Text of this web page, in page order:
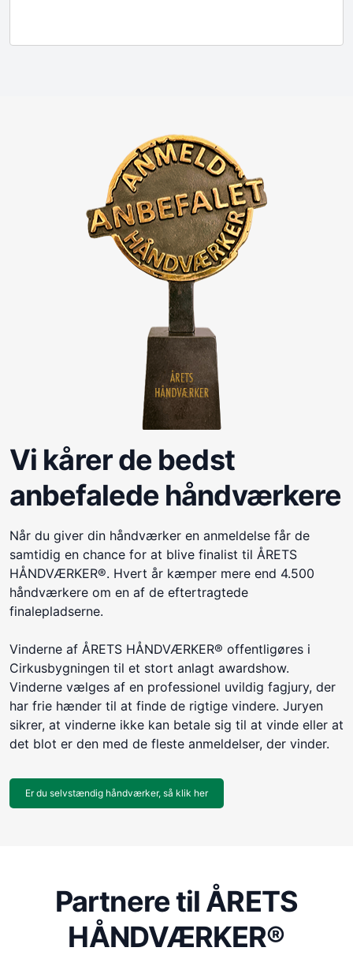
Vi kårer de bedst
anbefalede håndværkere
Når du giver din håndværker en anmeldelse får de
samtidig en chance for at blive finalist til ÅRETS
HÅNDVÆRKER®. Hvert år kæmper mere end 4.500
håndværkere om en af de eftertragtede
finalepladserne.
Vinderne af ÅRETS HÅNDVÆRKER® offentligøres i
Cirkusbygningen til et stort anlagt awardshow.
Vinderne vælges af en professionel uvildig fagjury, der
har frie hænder til at finde de rigtige vindere. Juryen
sikrer, at vinderne ikke kan betale sig til at vinde eller at
det blot er den med de fleste anmeldelser, der vinder.
Er du selvstændig håndværker, så klik her
Partnere til ÅRETS
HÅNDVÆRKER®